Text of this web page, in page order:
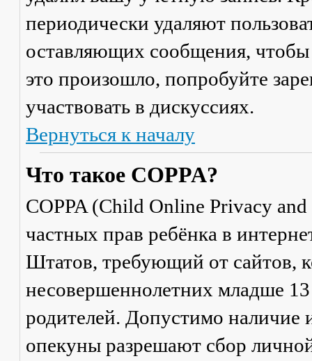
периодически удаляют
оставляющих сообщения,
это произошло, попробуйте
участвовать в дискуссиях.
Вернуться к началу
Что такое COPPA?
COPPA (Child Online Privacy
частных прав ребёнка в
Штатов, требующий от сайтов,
несовершеннолетних младше 13
родителей. Допустимо наличие
опекуны разрешают сбор